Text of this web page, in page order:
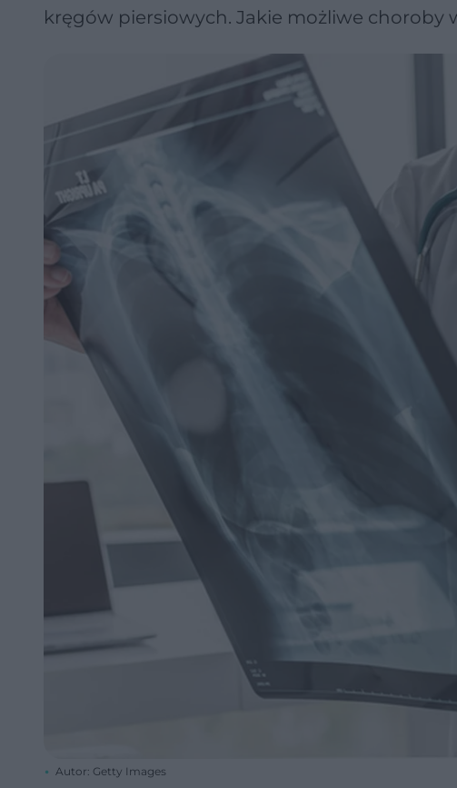
kręgów piersiowych. Jakie możliwe choroby
Autor: Getty Images